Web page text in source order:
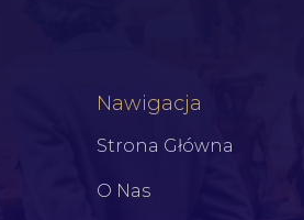
Nawigacja
Strona Główna
O Nas